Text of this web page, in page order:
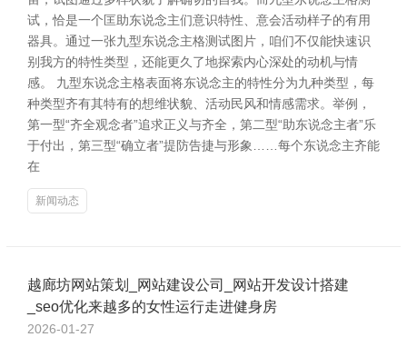
试，恰是一个匡助东说念主们意识特性、意会活动样子的有用
器具。通过一张九型东说念主格测试图片，咱们不仅能快速识
别我方的特性类型，还能更久了地探索内心深处的动机与情
感。 九型东说念主格表面将东说念主的特性分为九种类型，每
种类型齐有其特有的想维状貌、活动民风和情感需求。举例，
第一型“齐全观念者”追求正义与齐全，第二型“助东说念主者”乐
于付出，第三型“确立者”提防告捷与形象……每个东说念主齐能
在
新闻动态
越廊坊网站策划_网站建设公司_网站开发设计搭建
_seo优化来越多的女性运行走进健身房
2026-01-27